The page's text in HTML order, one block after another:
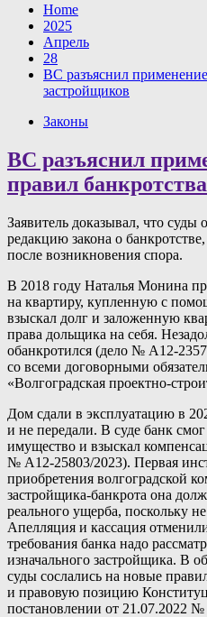
Home
2025
Апрель
28
ВС разъяснил
застройщиков
Законы
ВС разъяснил
правил
Заявитель доказывал, что
редакцию закона о
после возникновения спора.
В 2018 году Наталья Монина
на квартиру, купленную с
взыскал долг и заложенную
права дольщика на себя.
обанкротился (дело № А12-
со всеми договорными
«Волгоградская проектно-
Дом сдали в эксплуатацию в
и не передали. В суде банк смог
имущество и взыскал
№ А12-25803/2023). Первая
приобретения волгоградской
застройщика-банкрота она
реального ущерба, поскольку
Апелляция и кассация
требования банка надо
изначального застройщика. В
суды сослались на новые
и правовую позицию
постановлении от 21.07.2022